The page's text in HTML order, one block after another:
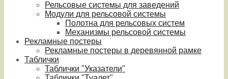
Рельсовые системы для заведений
Модули для рельсовой системы
Полотна для рельсовых систем
Механизмы рельсовой системы
Рекламные постеры
Рекламные постеры в деревянной рамке
Таблички
Таблички "Указатели"